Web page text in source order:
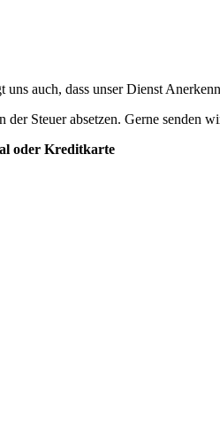
auch, dass unser Dienst
Steuer absetzen. Gerne senden
oder Kreditkarte